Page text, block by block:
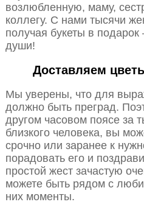
возлюбленную, маму,
коллегу. С нами тысячи
получая букеты в
души!
Доставляем
Мы уверены, что для
должно быть преград.
другом часовом поясе за
близкого человека, вы
срочно или заранее к
порадовать его и
простой жест зачастую
можете быть рядом с
них моменты.